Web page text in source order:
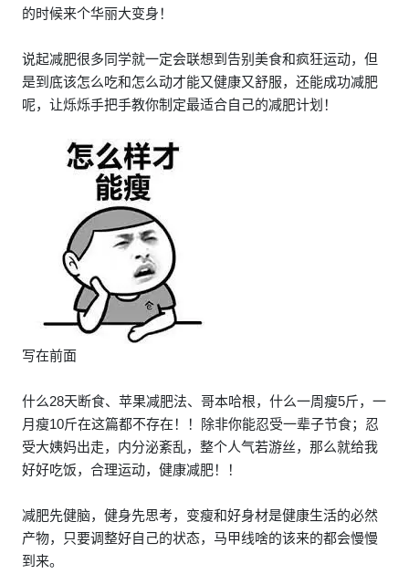
的时候来个华丽大变身！
说起减肥很多同学就一定会联想到告别美食和疯狂运动，但
是到底该怎么吃和怎么动才能又健康又舒服，还能成功减肥
呢，让烁烁手把手教你制定最适合自己的减肥计划！
写在前面
什么28天断食、苹果减肥法、哥本哈根，什么一周瘦5斤，一
月瘦10斤在这篇都不存在！！除非你能忍受一辈子节食；忍
受大姨妈出走，内分泌紊乱，整个人气若游丝，那么就给我
好好吃饭，合理运动，健康减肥！！
减肥先健脑，健身先思考，变瘦和好身材是健康生活的必然
产物，只要调整好自己的状态，马甲线啥的该来的都会慢慢
到来。